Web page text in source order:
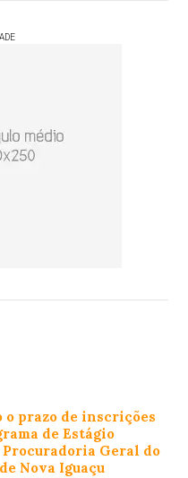
o prazo de inscrições
de Estágio
Procuradoria Geral do
Nova Iguaçu